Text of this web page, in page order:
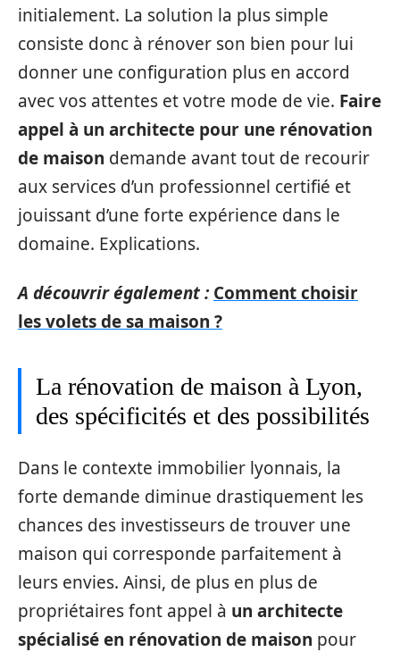
initialement. La solution la plus simple
consiste donc à rénover son bien pour lui
donner une configuration plus en accord
avec vos attentes et votre mode de vie. Faire
appel à un architecte pour une rénovation
de maison demande avant tout de recourir
aux services d’un professionnel certifié et
jouissant d’une forte expérience dans le
domaine. Explications.
A découvrir également : Comment choisir
les volets de sa maison ?
La rénovation de maison à Lyon,
des spécificités et des possibilités
Dans le contexte immobilier lyonnais, la
forte demande diminue drastiquement les
chances des investisseurs de trouver une
maison qui corresponde parfaitement à
leurs envies. Ainsi, de plus en plus de
propriétaires font appel à un architecte
spécialisé en rénovation de maison pour